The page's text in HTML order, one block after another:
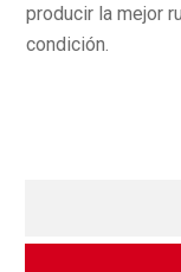
producir la mejor
condición.